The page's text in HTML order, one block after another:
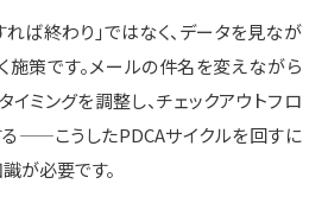
ば終わり」ではなく、データを見なが
施策です。メールの件名を変えながら
イミングを調整し、チェックアウトフロ
——こうしたPDCAサイクルを回すに
が必要です。